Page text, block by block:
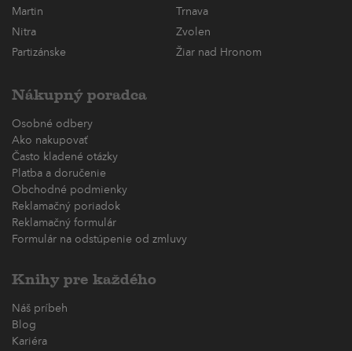
Martin
Trnava
Nitra
Zvolen
Partizánske
Žiar nad Hronom
Nákupný poradca
Osobné odbery
Ako nakupovať
Často kladené otázky
Platba a doručenie
Obchodné podmienky
Reklamačný poriadok
Reklamačný formulár
Formulár na odstúpenie od zmluvy
Knihy pre každého
Náš príbeh
Blog
Kariéra